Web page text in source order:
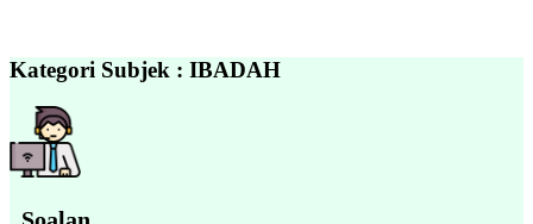
Kategori Subjek : IBADAH
Soalan